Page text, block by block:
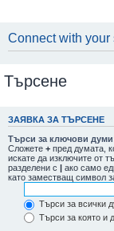
Connect with
Търсене
ЗАЯВКА ЗА ТЪРСЕНЕ
Търси за ключови
Сложете + пред думата,
искате да изключите от
разделени с | ако само
като заместващ символ
Търси за всички
Търси за която и